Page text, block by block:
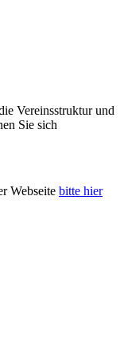
Vereinsstruktur und
Sie sich
Webseite bitte hier